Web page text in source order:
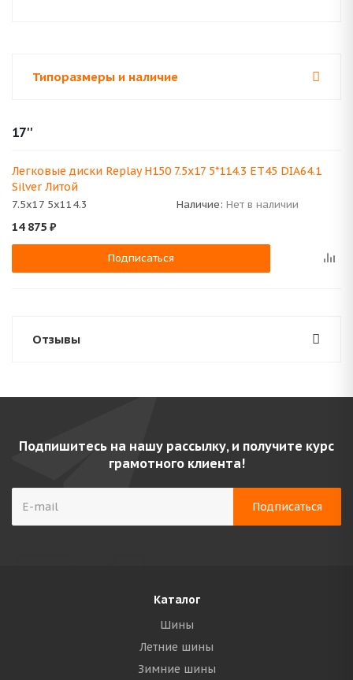
Типоразмеры и наличие
17''
Легковые диски Replay H150 7.5x17 5*114.3 ET45 DIA64.1
Silver Литой
7.5x17 5x114.3 Наличие: Нет в наличии
14 875 ₽
Подписаться
Отзывы
Подпишитесь на нашу рассылку, и получите курс
грамотного клиента!
Каталог
Шины
Летние шины
Зимние шины